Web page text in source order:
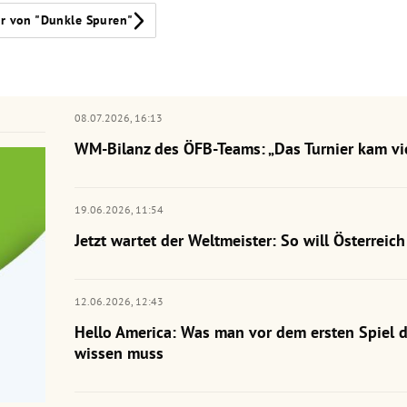
von "Dunkle Spuren"
08.07.2026, 16:13
WM-Bilanz des ÖFB-Teams: „Das Turnier kam
19.06.2026, 11:54
Jetzt wartet der Weltmeister: So will
12.06.2026, 12:43
Hello America: Was man vor dem ersten Spiel
wissen muss